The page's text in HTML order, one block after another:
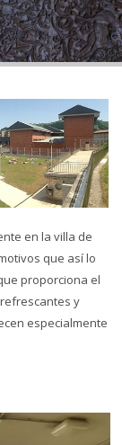
en la villa de
que así lo
proporciona el
y
especialmente